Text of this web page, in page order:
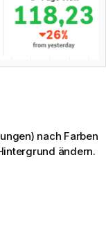
nach Farben
ändern.